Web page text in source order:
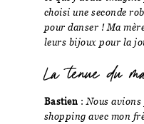
choisi une seconde
pour danser ! Ma
leurs bijoux pour la
La tenue du
Bastien : Nous avions
shopping avec mon